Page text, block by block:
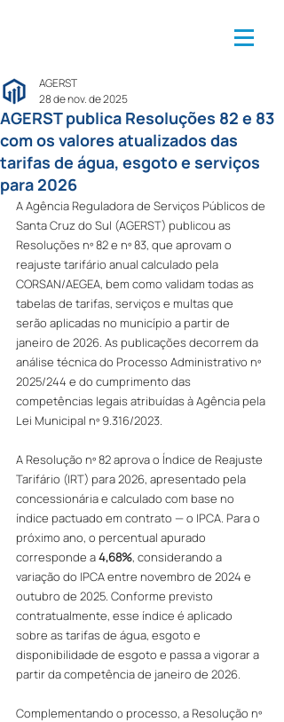
AGERST publica Resoluções 82 e 83
com os valores atualizados das
tarifas de água, esgoto e serviços
para 2026
AGERST
28 de nov. de 2025
A Agência Reguladora de Serviços Públicos de
Santa Cruz do Sul (AGERST) publicou as
Resoluções nº 82 e nº 83, que aprovam o
reajuste tarifário anual calculado pela
CORSAN/AEGEA, bem como validam todas as
tabelas de tarifas, serviços e multas que
serão aplicadas no município a partir de
janeiro de 2026. As publicações decorrem da
análise técnica do Processo Administrativo nº
2025/244 e do cumprimento das
competências legais atribuídas à Agência pela
Lei Municipal nº 9.316/2023.
A Resolução nº 82 aprova o Índice de Reajuste
Tarifário (IRT) para 2026, apresentado pela
concessionária e calculado com base no
índice pactuado em contrato — o IPCA. Para o
próximo ano, o percentual apurado
corresponde a 4,68%, considerando a
variação do IPCA entre novembro de 2024 e
outubro de 2025. Conforme previsto
contratualmente, esse índice é aplicado
sobre as tarifas de água, esgoto e
disponibilidade de esgoto e passa a vigorar a
partir da competência de janeiro de 2026.
Complementando o processo, a Resolução nº